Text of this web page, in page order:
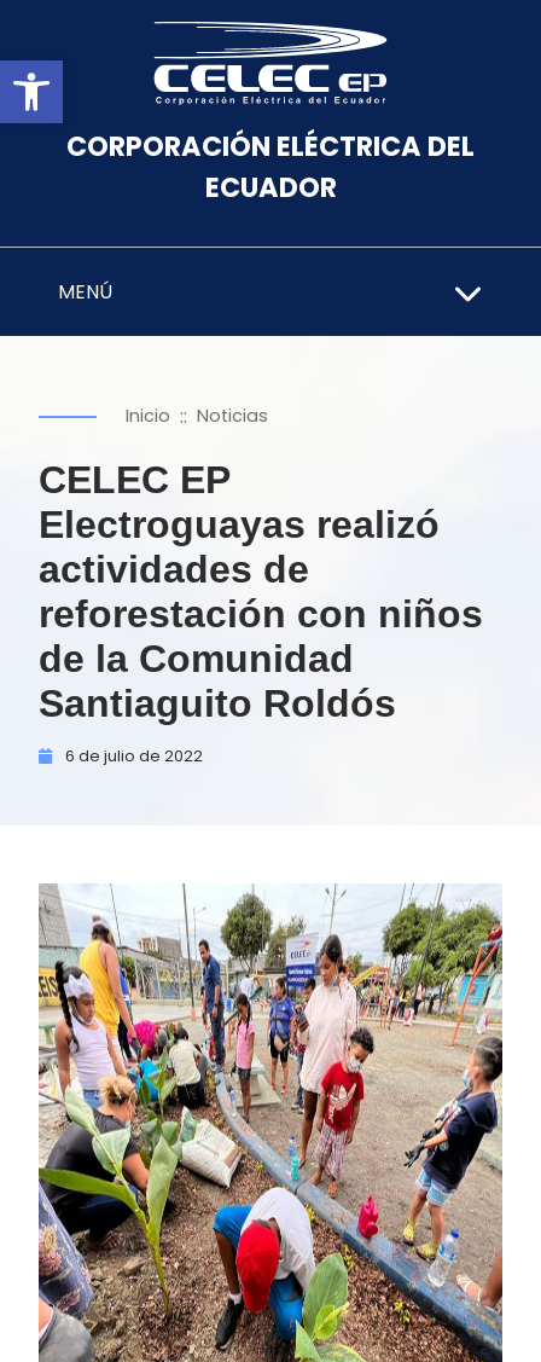
Abrir barra de herramientas
CORPORACIÓN ELÉCTRICA DEL
ECUADOR
MENÚ
Inicio :: Noticias
CELEC EP
Electroguayas realizó
actividades de
reforestación con niños
de la Comunidad
Santiaguito Roldós
6 de julio de 2022